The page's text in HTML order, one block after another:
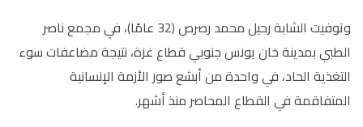
وتوفيت الشابة رحيل محمد رصرص (32 عامًا)، في مجمع ناصر
الطبي بمدينة خان يونس جنوبي قطاع غزة، نتيجة مضاعفات سوء
التغذية الحاد، في واحدة من أبشع صور الأزمة الإنسانية
المتفاقمة في القطاع المحاصر منذ أشهر.